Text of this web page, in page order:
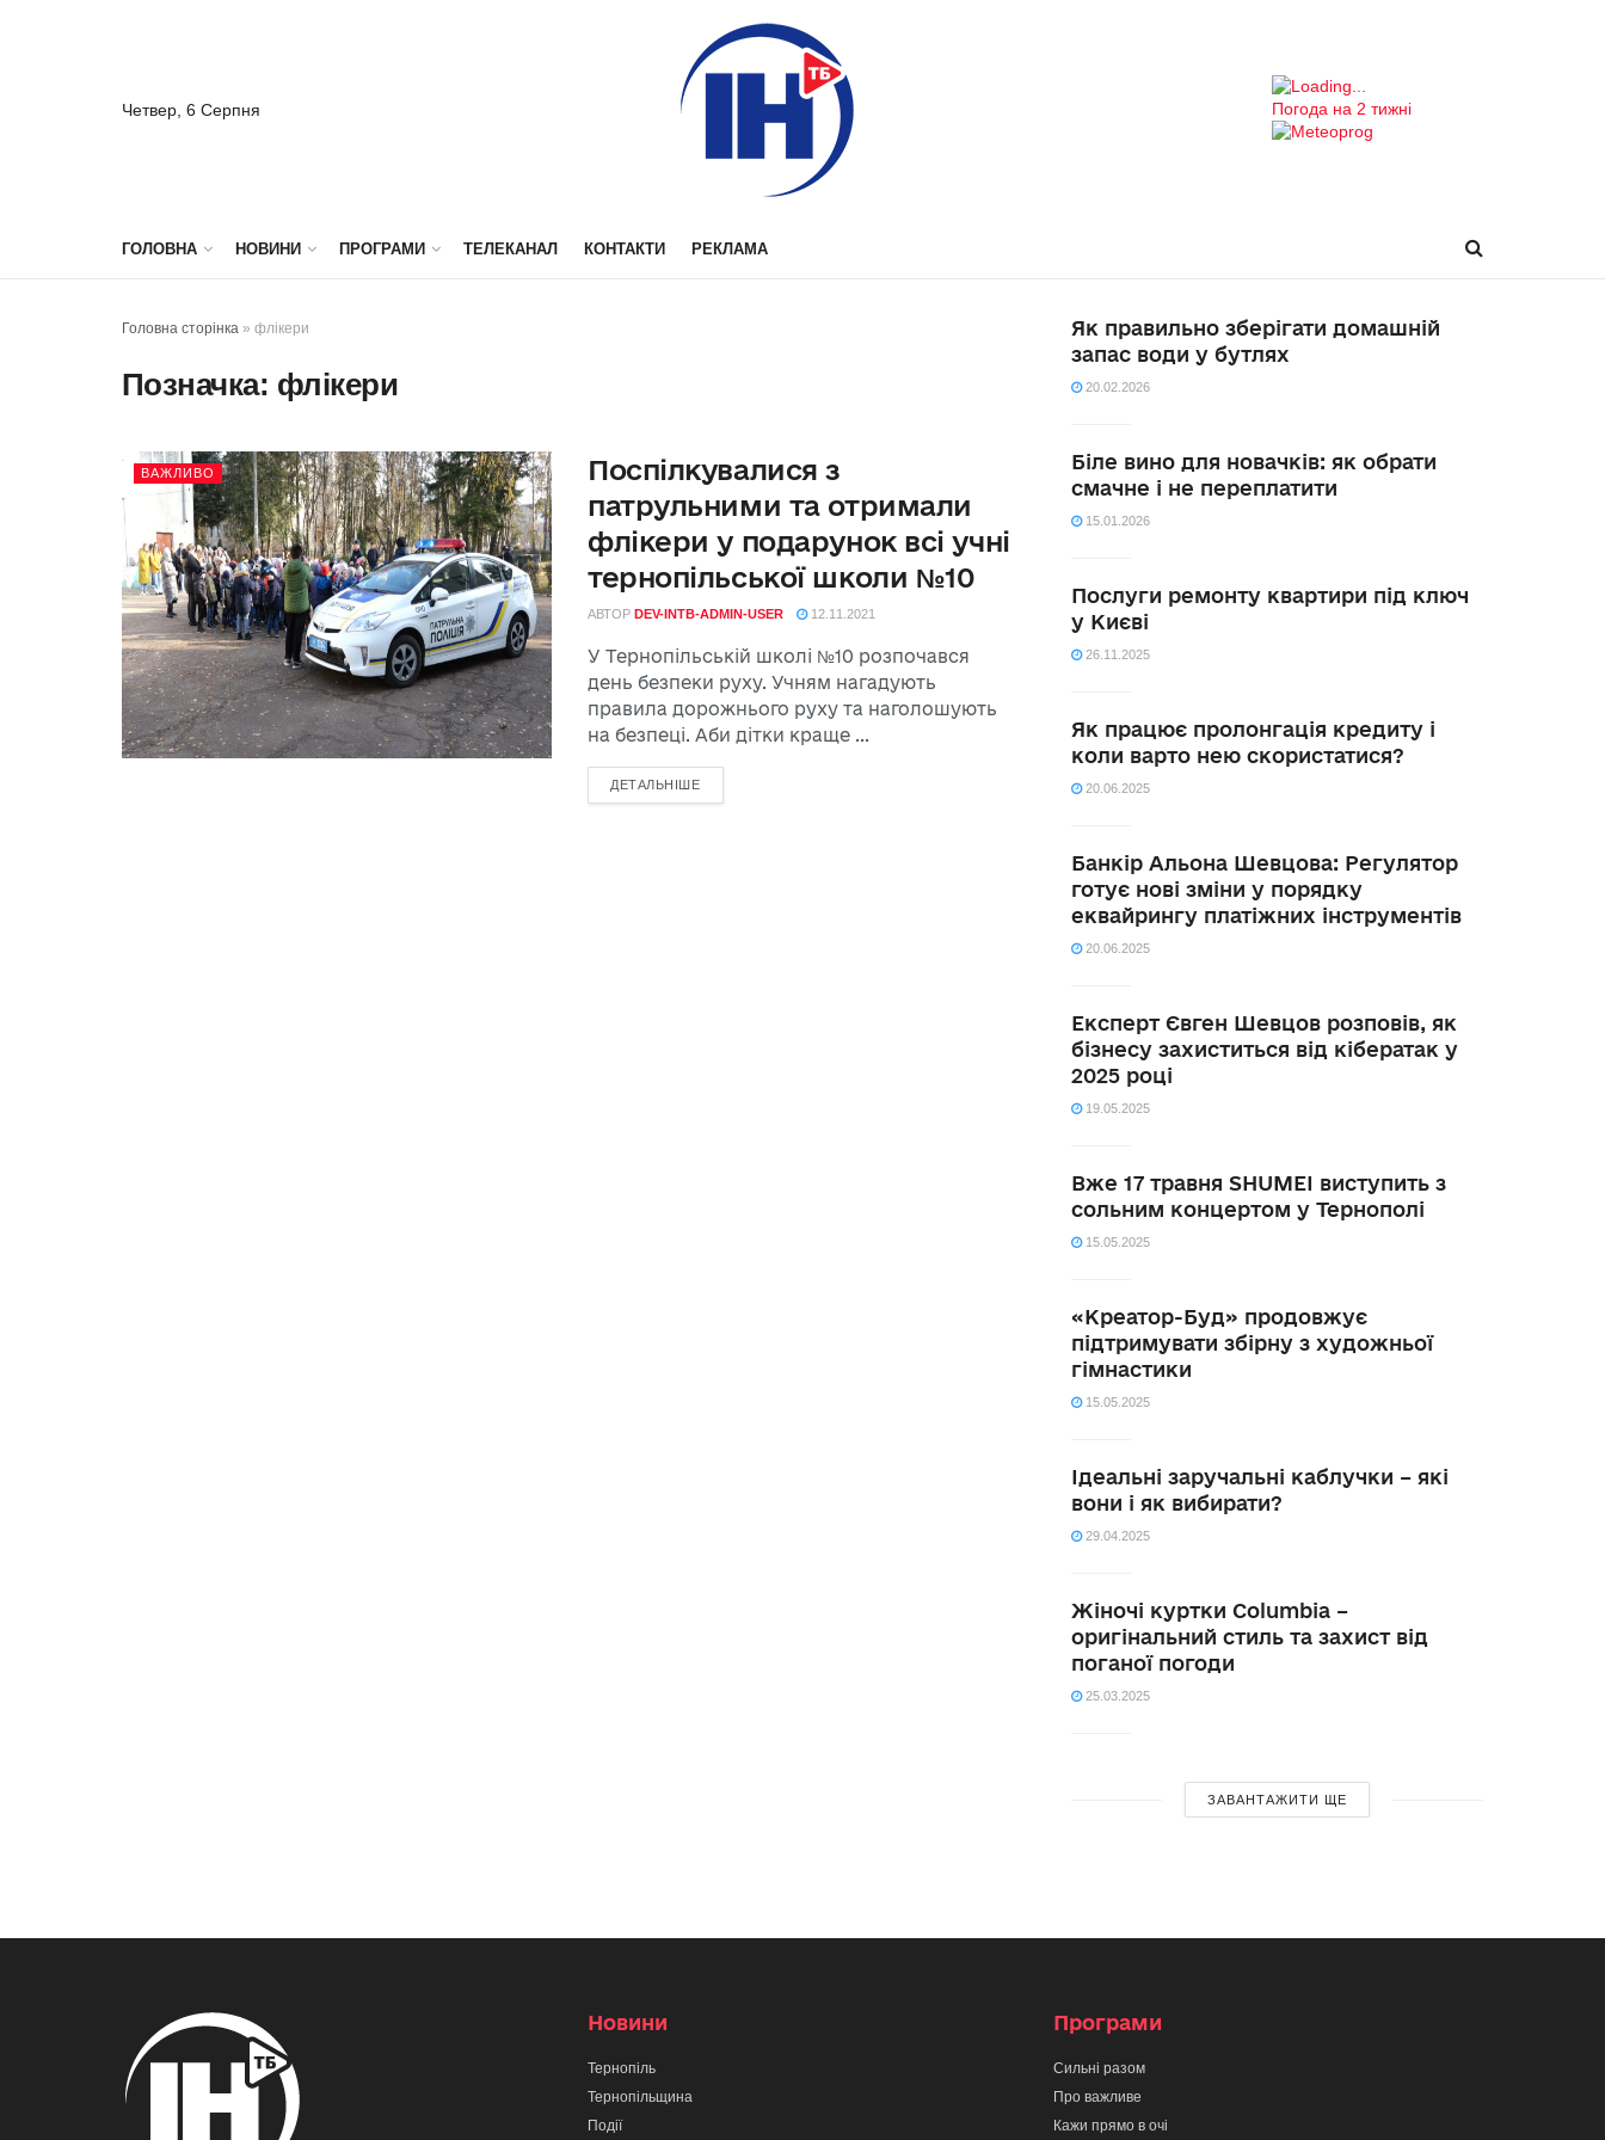
Четвер, 6 Серпня Погода на 2 тижні
ГОЛОВНА НОВИНИ ПРОГРАМИ ТЕЛЕКАНАЛ КОНТАКТИ РЕКЛАМА
Головна сторінка » флікери
Позначка: флікери
ВАЖЛИВО
Поспілкувалися з
патрульними та отримали
флікери у подарунок всі учні
тернопільської школи №10
АВТОР DEV-INTB-ADMIN-USER 12.11.2021
У Тернопільській школі №10 розпочався
день безпеки руху. Учням нагадують
правила дорожнього руху та наголошують
на безпеці. Аби дітки краще ...
ДЕТАЛЬНІШЕ
Як правильно зберігати домашній
запас води у бутлях
20.02.2026
Біле вино для новачків: як обрати
смачне і не переплатити
15.01.2026
Послуги ремонту квартири під ключ
у Києві
26.11.2025
Як працює пролонгація кредиту і
коли варто нею скористатися?
20.06.2025
Банкір Альона Шевцова: Регулятор
готує нові зміни у порядку
еквайрингу платіжних інструментів
20.06.2025
Експерт Євген Шевцов розповів, як
бізнесу захиститься від кібератак у
2025 році
19.05.2025
Вже 17 травня SHUMEI виступить з
сольним концертом у Тернополі
15.05.2025
«Креатор-Буд» продовжує
підтримувати збірну з художньої
гімнастики
15.05.2025
Ідеальні заручальні каблучки – які
вони і як вибирати?
29.04.2025
Жіночі куртки Columbia –
оригінальний стиль та захист від
поганої погоди
25.03.2025
ЗАВАНТАЖИТИ ЩЕ
Новини
Тернопіль
Тернопільщина
Події
Програми
Сильні разом
Про важливе
Кажи прямо в очі